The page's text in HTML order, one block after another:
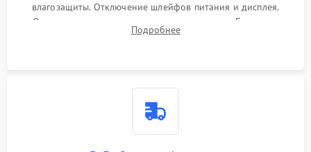
влагозащиты. Отключение шлейфов питания и дисплея.
Очистка внутренних плат от окислов и пыли. Бережная
обработка германиевого объектива специализированными
Подробнее